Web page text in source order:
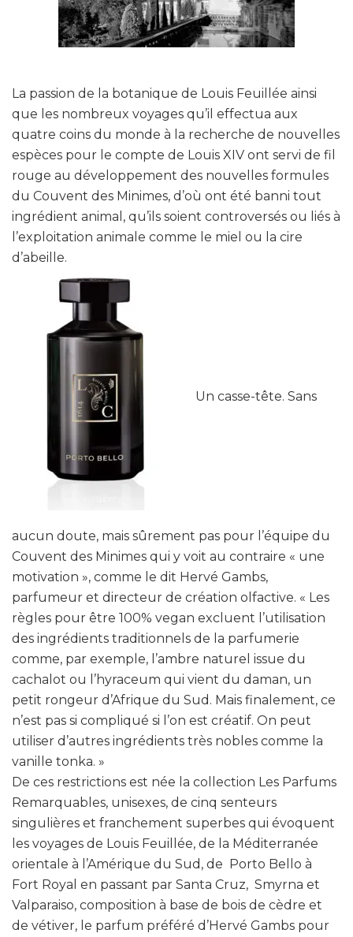
La passion de la botanique de Louis Feuillée ainsi
que les nombreux voyages qu’il effectua aux
quatre coins du monde à la recherche de nouvelles
espèces pour le compte de Louis XIV ont servi de fil
rouge au développement des nouvelles formules
du Couvent des Minimes, d’où ont été banni tout
ingrédient animal, qu’ils soient controversés ou liés à
l’exploitation animale comme le miel ou la cire
d’abeille.
Un casse-tête. Sans
aucun doute, mais sûrement pas pour l’équipe du
Couvent des Minimes qui y voit au contraire « une
motivation », comme le dit Hervé Gambs,
parfumeur et directeur de création olfactive. « Les
règles pour être 100% vegan excluent l’utilisation
des ingrédients traditionnels de la parfumerie
comme, par exemple, l’ambre naturel issue du
cachalot ou l’hyraceum qui vient du daman, un
petit rongeur d’Afrique du Sud. Mais finalement, ce
n’est pas si compliqué si l’on est créatif. On peut
utiliser d’autres ingrédients très nobles comme la
vanille tonka. »
De ces restrictions est née la collection Les Parfums
Remarquables, unisexes, de cinq senteurs
singulières et franchement superbes qui évoquent
les voyages de Louis Feuillée, de la Méditerranée
orientale à l’Amérique du Sud, de Porto Bello à
Fort Royal en passant par Santa Cruz, Smyrna et
Valparaiso, composition à base de bois de cèdre et
de vétiver, le parfum préféré d’Hervé Gambs pour